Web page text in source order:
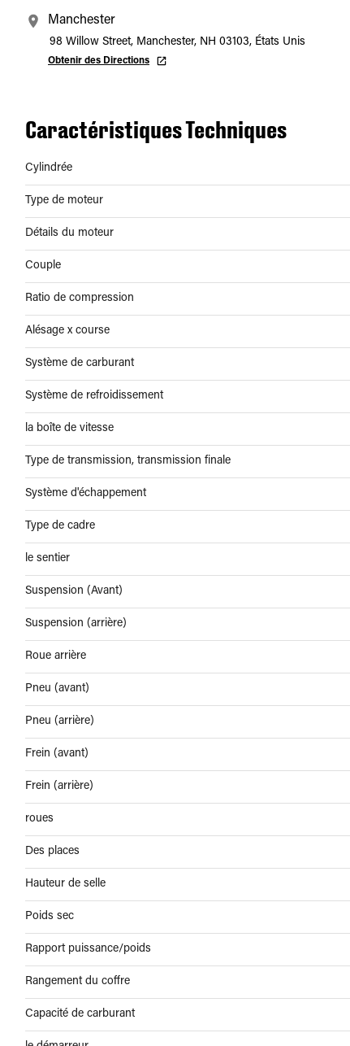
Manchester
98 Willow Street, Manchester, NH 03103, États Unis
Obtenir des Directions
Caractéristiques Techniques
Cylindrée
Type de moteur
Détails du moteur
Couple
Ratio de compression
Alésage x course
Système de carburant
Système de refroidissement
la boîte de vitesse
Type de transmission, transmission finale
Système d'échappement
Type de cadre
le sentier
Suspension (Avant)
Suspension (arrière)
Roue arrière
Pneu (avant)
Pneu (arrière)
Frein (avant)
Frein (arrière)
roues
Des places
Hauteur de selle
Poids sec
Rapport puissance/poids
Rangement du coffre
Capacité de carburant